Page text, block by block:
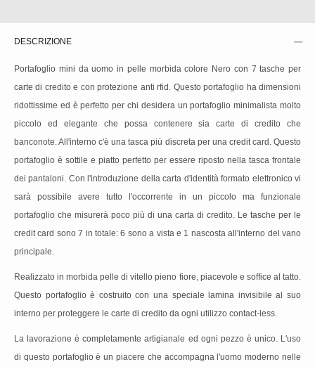
DESCRIZIONE
Portafoglio mini da uomo in pelle morbida colore Nero con 7 tasche per
carte di credito e con protezione anti rfid. Questo portafoglio ha dimensioni
ridottissime ed è perfetto per chi desidera un portafoglio minimalista molto
piccolo ed elegante che possa contenere sia carte di credito che
banconote. All'interno c'è una tasca più discreta per una credit card. Questo
portafoglio è sottile e piatto perfetto per essere riposto nella tasca frontale
dei pantaloni. Con l'introduzione della carta d'identità formato elettronico vi
sarà possibile avere tutto l'occorrente in un piccolo ma funzionale
portafoglio che misurerà poco più di una carta di credito. Le tasche per le
credit card sono 7 in totale: 6 sono a vista e 1 nascosta all'interno del vano
principale.
Realizzato in morbida pelle di vitello pieno fiore, piacevole e soffice al tatto.
Questo portafoglio è costruito con una speciale lamina invisibile al suo
interno per proteggere le carte di credito da ogni utilizzo contact-less.
La lavorazione è completamente artigianale ed ogni pezzo è unico. L'uso
di questo portafoglio è un piacere che accompagna l'uomo moderno nelle